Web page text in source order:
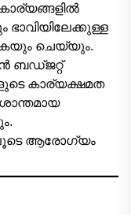
ചെയ്യും.
ബഡ്ജറ്റ്
കാര്യക്ഷമത
ആരോഗ്യം